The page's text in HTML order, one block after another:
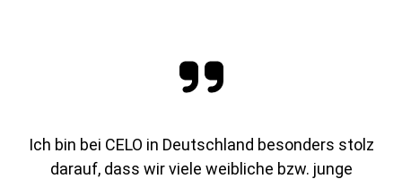
Ich bin bei CELO in Deutschland besonders stolz
darauf, dass wir viele weibliche bzw. junge